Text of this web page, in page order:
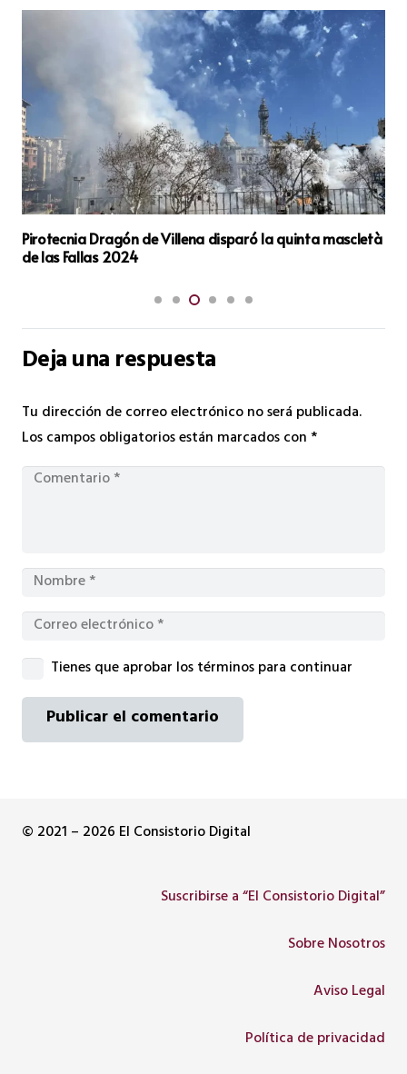
Pirotecnia Dragón de Villena disparó la quinta mascletà
de las Fallas 2024
Deja una respuesta
Tu dirección de correo electrónico no será publicada.
Los campos obligatorios están marcados con*
Tienes que aprobar los términos para continuar
Publicar el comentario
© 2021 – 2026 El Consistorio Digital
Suscribirse a “El Consistorio Digital”
Sobre Nosotros
Aviso Legal
Política de privacidad